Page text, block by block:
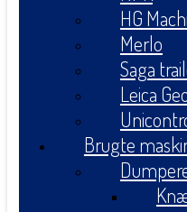
HG
Merlo
Saga
Leica
Brugte